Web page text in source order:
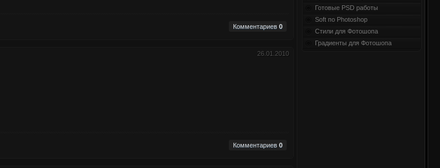
Готовые PSD работы
Soft по Photoshop
Стили для Фотошопа
Градиенты для Фотошопа
Комментариев 0
26.01.2010
Комментариев 0